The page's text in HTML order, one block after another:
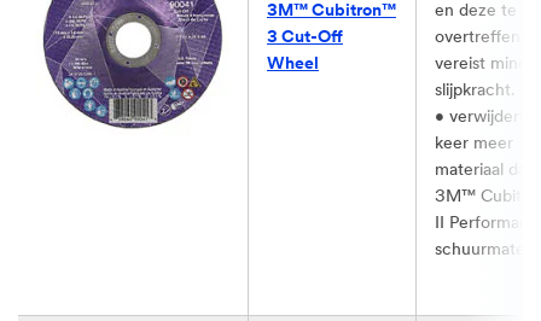
3M™ Cubitron™
3 Cut-Off
Wheel​
en deze te
overtreffen
vereist
slijpkracht.
• verwijdert
keer meer
materiaal dan
3M™
II